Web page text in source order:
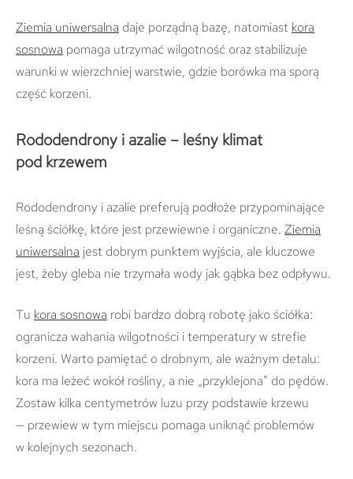
Ziemia uniwersalna daje porządną bazę, natomiast kora
sosnowa pomaga utrzymać wilgotność oraz stabilizuje
warunki w wierzchniej warstwie, gdzie borówka ma sporą
część korzeni.
Rododendrony i azalie – leśny klimat
pod krzewem
Rododendrony i azalie preferują podłoże przypominające
leśną ściółkę, które jest przewiewne i organiczne. Ziemia
uniwersalna jest dobrym punktem wyjścia, ale kluczowe
jest, żeby gleba nie trzymała wody jak gąbka bez odpływu.
Tu kora sosnowa robi bardzo dobrą robotę jako ściółka:
ogranicza wahania wilgotności i temperatury w strefie
korzeni. Warto pamiętać o drobnym, ale ważnym detalu:
kora ma leżeć wokół rośliny, a nie „przyklejona” do pędów.
Zostaw kilka centymetrów luzu przy podstawie krzewu
— przewiew w tym miejscu pomaga uniknąć problemów
w kolejnych sezonach.